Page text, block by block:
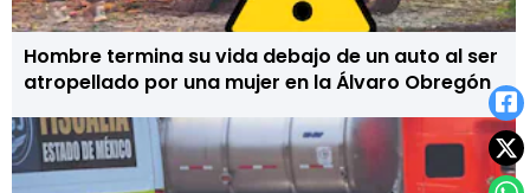
Hombre termina su vida debajo de un auto al ser
atropellado por una mujer en la Álvaro Obregón